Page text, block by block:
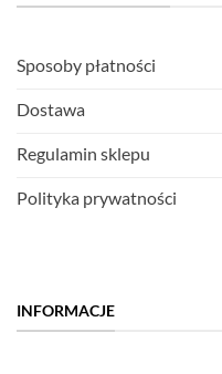
Sposoby płatności
Dostawa
Regulamin sklepu
Polityka prywatności
INFORMACJE